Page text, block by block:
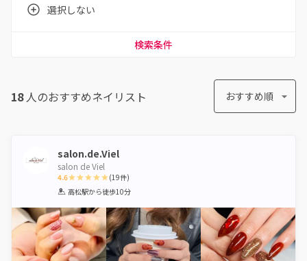
選択しない
検索条件
18人のおすすめネイリスト おすすめ順
salon.de.Viel
salon de Viel
4.6
1 2 3 4 5
(19件)
高松駅から徒歩10分